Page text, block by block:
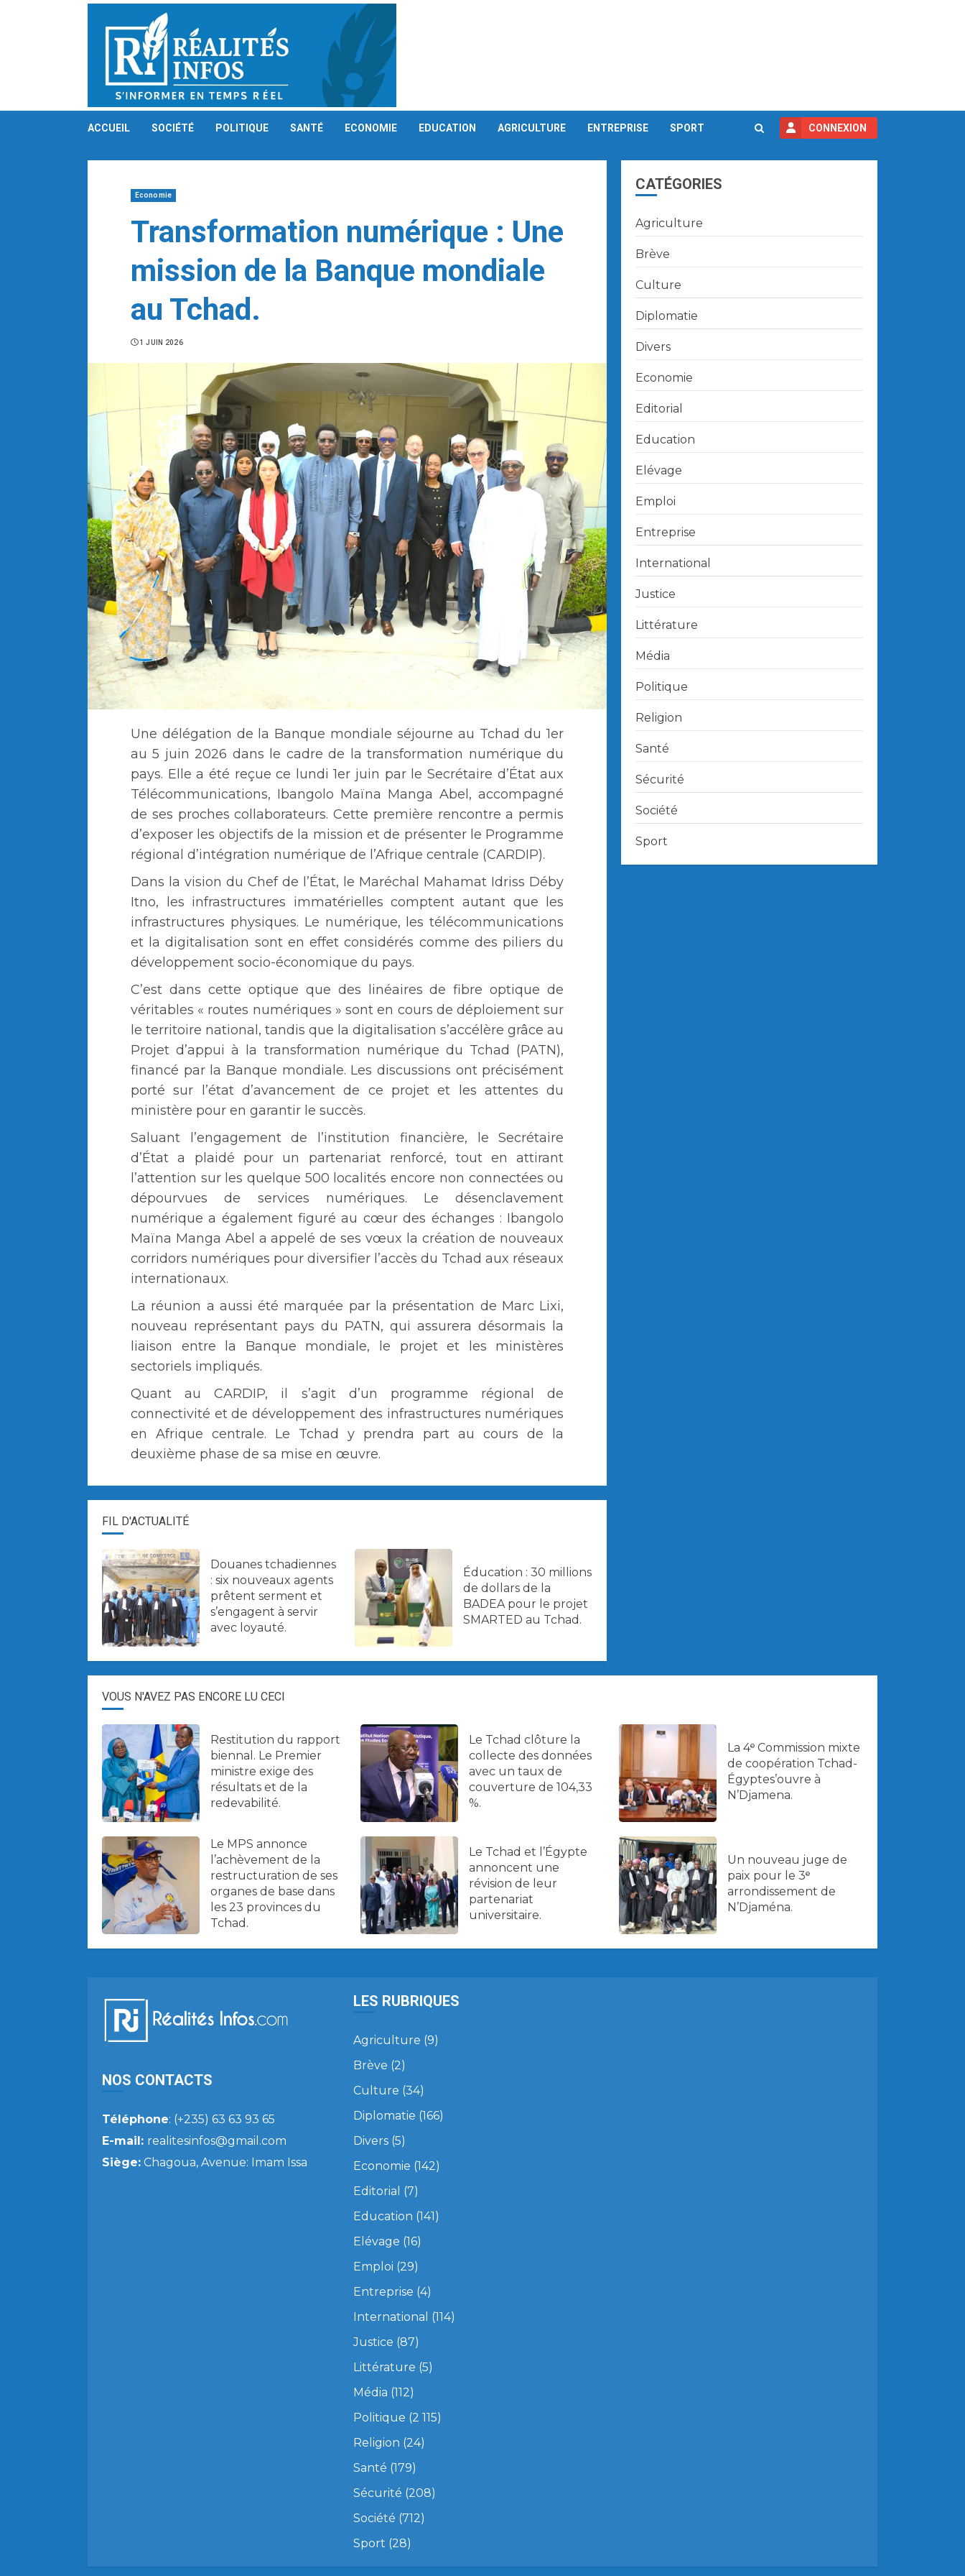
ACCUEIL SOCIÉTÉ POLITIQUE SANTÉ ECONOMIE EDUCATION AGRICULTURE ENTREPRISE SPORT CONNEXION
Economie
Transformation numérique : Une
mission de la Banque mondiale
au Tchad.
1 JUIN 2026
Une délégation de la Banque mondiale séjourne au Tchad du 1er
au 5 juin 2026 dans le cadre de la transformation numérique du
pays. Elle a été reçue ce lundi 1er juin par le Secrétaire d’État aux
Télécommunications, Ibangolo Maïna Manga Abel, accompagné
de ses proches collaborateurs. Cette première rencontre a permis
d’exposer les objectifs de la mission et de présenter le Programme
régional d’intégration numérique de l’Afrique centrale (CARDIP).
Dans la vision du Chef de l’État, le Maréchal Mahamat Idriss Déby
Itno, les infrastructures immatérielles comptent autant que les
infrastructures physiques. Le numérique, les télécommunications
et la digitalisation sont en effet considérés comme des piliers du
développement socio-économique du pays.
C’est dans cette optique que des linéaires de fibre optique de
véritables « routes numériques » sont en cours de déploiement sur
le territoire national, tandis que la digitalisation s’accélère grâce au
Projet d’appui à la transformation numérique du Tchad (PATN),
financé par la Banque mondiale. Les discussions ont précisément
porté sur l’état d’avancement de ce projet et les attentes du
ministère pour en garantir le succès.
Saluant l’engagement de l’institution financière, le Secrétaire
d’État a plaidé pour un partenariat renforcé, tout en attirant
l’attention sur les quelque 500 localités encore non connectées ou
dépourvues de services numériques. Le désenclavement
numérique a également figuré au cœur des échanges : Ibangolo
Maïna Manga Abel a appelé de ses vœux la création de nouveaux
corridors numériques pour diversifier l’accès du Tchad aux réseaux
internationaux.
La réunion a aussi été marquée par la présentation de Marc Lixi,
nouveau représentant pays du PATN, qui assurera désormais la
liaison entre la Banque mondiale, le projet et les ministères
sectoriels impliqués.
Quant au CARDIP, il s’agit d’un programme régional de
connectivité et de développement des infrastructures numériques
en Afrique centrale. Le Tchad y prendra part au cours de la
deuxième phase de sa mise en œuvre.
FIL D'ACTUALITÉ
Douanes tchadiennes
: six nouveaux agents
prêtent serment et
s’engagent à servir
avec loyauté.
Éducation : 30 millions
de dollars de la
BADEA pour le projet
SMARTED au Tchad.
CATÉGORIES
Agriculture
Brève
Culture
Diplomatie
Divers
Economie
Editorial
Education
Elévage
Emploi
Entreprise
International
Justice
Littérature
Média
Politique
Religion
Santé
Sécurité
Société
Sport
VOUS N'AVEZ PAS ENCORE LU CECI
Restitution du rapport
biennal. Le Premier
ministre exige des
résultats et de la
redevabilité.
Le Tchad clôture la
collecte des données
avec un taux de
couverture de 104,33
%.
La 4ᵉ Commission mixte
de coopération Tchad-
Égyptes’ouvre à
N’Djamena.
Le MPS annonce
l’achèvement de la
restructuration de ses
organes de base dans
les 23 provinces du
Tchad.
Le Tchad et l’Égypte
annoncent une
révision de leur
partenariat
universitaire.
Un nouveau juge de
paix pour le 3ᵉ
arrondissement de
N’Djaména.
NOS CONTACTS
Téléphone: (+235) 63 63 93 65
E-mail: realitesinfos@gmail.com
Siège: Chagoua, Avenue: Imam Issa
LES RUBRIQUES
Agriculture (9)
Brève (2)
Culture (34)
Diplomatie (166)
Divers(5)
Economie (142)
Editorial (7)
Education (141)
Elévage (16)
Emploi (29)
Entreprise (4)
International (114)
Justice (87)
Littérature (5)
Média (112)
Politique (2 115)
Religion (24)
Santé (179)
Sécurité (208)
Société (712)
Sport (28)